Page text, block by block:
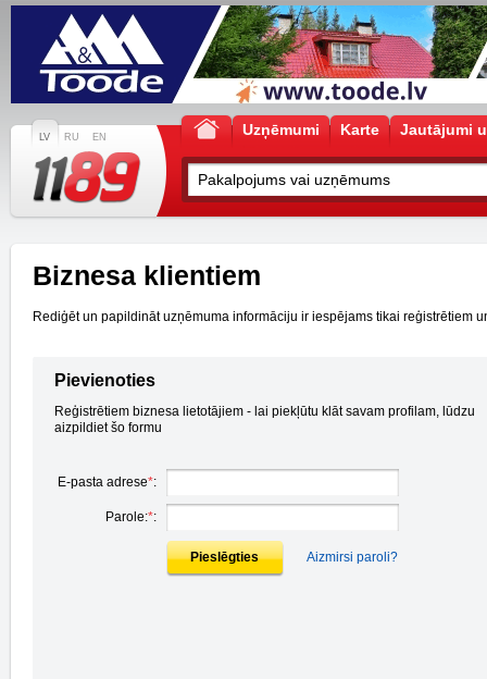
LV RU EN Uzņēmumi Karte Jautājumi
Biznesa klientiem
Rediģēt un papildināt uzņēmuma informāciju ir iespējams tikai reģistrētiem
Pievienoties
Reģistrētiem biznesa lietotājiem - lai piekļūtu klāt savam profilam, lūdzu
aizpildiet šo formu
E-pasta adrese*:
Parole:*:
Pieslēgties Aizmirsi paroli?